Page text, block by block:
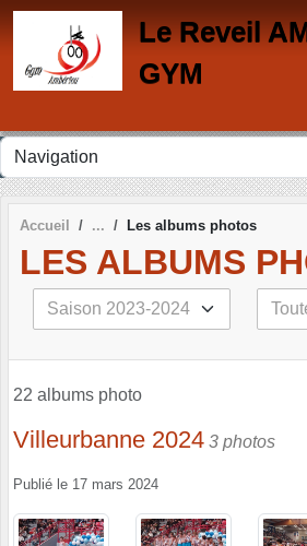
Le Reveil
GYM
Accueil Les albums photos
LES ALBUMS
22 albums photo
Villeurbanne 2024 3 photos
Publié le 17 mars 2024
Panneau de gestion des cookies